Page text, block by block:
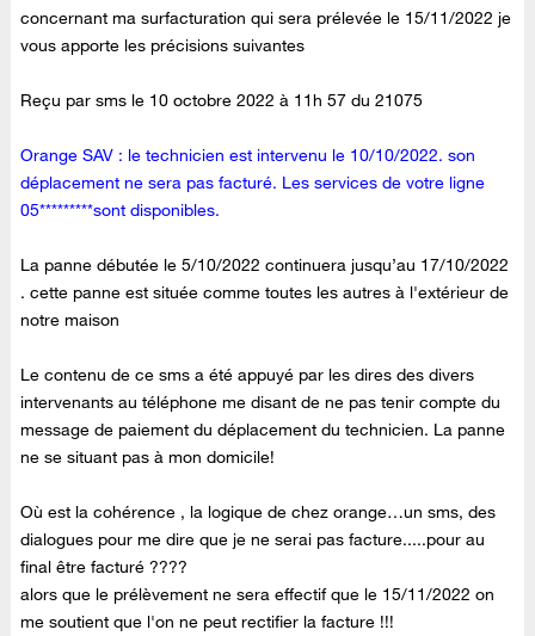
concernant ma surfacturation qui sera prélevée le 15/11/2022 je
vous apporte les précisions suivantes
Reçu par sms le 10 octobre 2022 à 11h 57 du 21075
Orange SAV : le technicien est intervenu le 10/10/2022. son
déplacement ne sera pas facturé. Les services de votre ligne
05*********sont disponibles.
La panne débutée le 5/10/2022 continuera jusqu’au 17/10/2022
. cette panne est située comme toutes les autres à l'extérieur de
notre maison
Le contenu de ce sms a été appuyé par les dires des divers
intervenants au téléphone me disant de ne pas tenir compte du
message de paiement du déplacement du technicien. La panne
ne se situant pas à mon domicile!
Où est la cohérence , la logique de chez orange…un sms, des
dialogues pour me dire que je ne serai pas facture.....pour au
final être facturé ????
alors que le prélèvement ne sera effectif que le 15/11/2022 on
me soutient que l'on ne peut rectifier la facture !!!